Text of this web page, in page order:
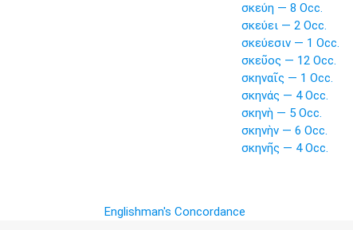
σκεύη — 8 Occ.
σκεύει — 2 Occ.
σκεύεσιν — 1 Occ.
σκεῦος — 12 Occ.
σκηναῖς — 1 Occ.
σκηνάς — 4 Occ.
σκηνὴ — 5 Occ.
σκηνὴν — 6 Occ.
σκηνῆς — 4 Occ.
Englishman's Concordance